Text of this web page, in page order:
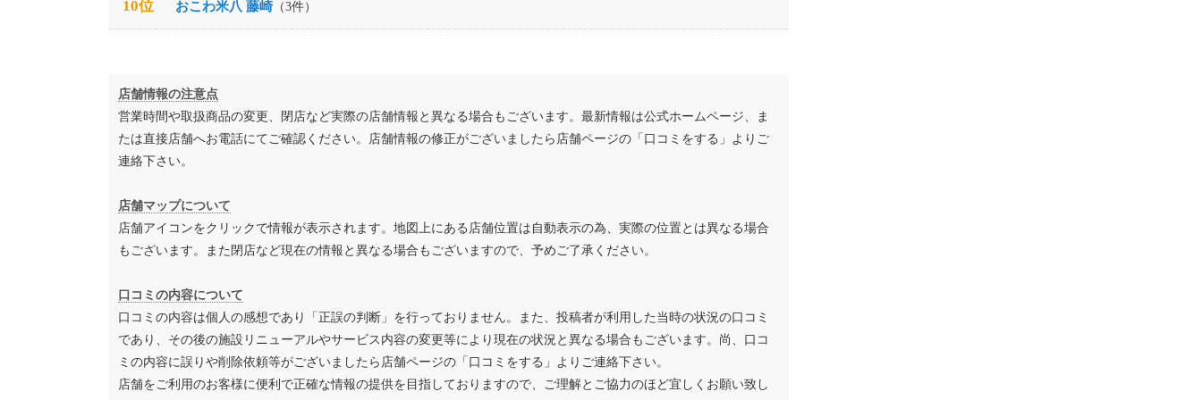
10位 おこわ米八 藤崎（3件）
店舗情報の注意点
営業時間や取扱商品の変更、閉店など実際の店舗情報と異なる場合もございます。最新情報は公式ホームページ、ま
たは直接店舗へお電話にてご確認ください。店舗情報の修正がございましたら店舗ページの「口コミをする」よりご
連絡下さい。
店舗マップについて
店舗アイコンをクリックで情報が表示されます。地図上にある店舗位置は自動表示の為、実際の位置とは異なる場合
もございます。また閉店など現在の情報と異なる場合もございますので、予めご了承ください。
口コミの内容について
口コミの内容は個人の感想であり「正誤の判断」を行っておりません。また、投稿者が利用した当時の状況の口コミ
であり、その後の施設リニューアルやサービス内容の変更等により現在の状況と異なる場合もございます。尚、口コ
ミの内容に誤りや削除依頼等がございましたら店舗ページの「口コミをする」よりご連絡下さい。
店舗をご利用のお客様に便利で正確な情報の提供を目指しておりますので、ご理解とご協力のほど宜しくお願い致し